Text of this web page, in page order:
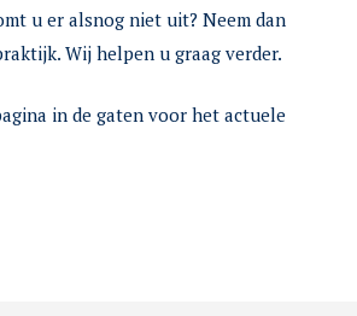
u er alsnog niet uit? Neem dan
Wij helpen u graag verder.
in de gaten voor het actuele